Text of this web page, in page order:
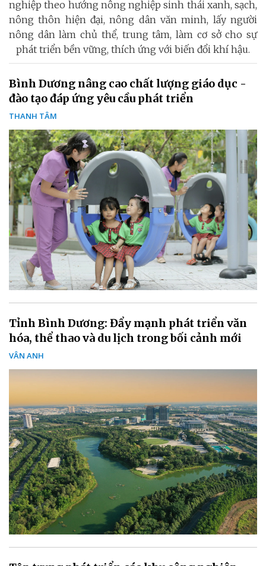
nghiệp theo hướng nông nghiệp sinh thái xanh, sạch,
nông thôn hiện đại, nông dân văn minh, lấy người
nông dân làm chủ thể, trung tâm, làm cơ sở cho sự
phát triển bền vững, thích ứng với biến đổi khí hậu.
Bình Dương nâng cao chất lượng giáo dục -
đào tạo đáp ứng yêu cầu phát triển
THANH TÂM
Tỉnh Bình Dương: Đẩy mạnh phát triển văn
hóa, thể thao và du lịch trong bối cảnh mới
VÂN ANH